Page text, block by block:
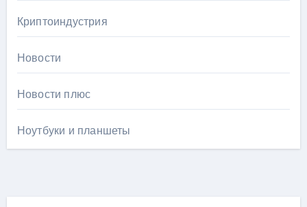
Криптоиндустрия
Новости
Новости плюс
Ноутбуки и планшеты